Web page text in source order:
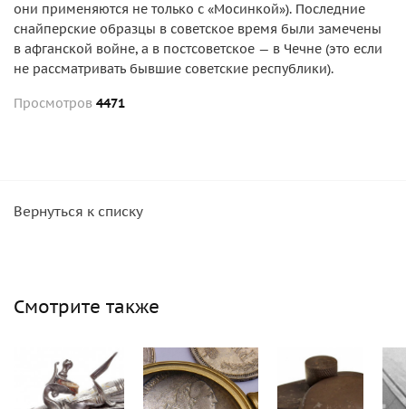
они применяются не только с «Мосинкой»). Последние
снайперские образцы в советское время были замечены
в афганской войне, а в постсоветское — в Чечне (это если
не рассматривать бывшие советские республики).
Просмотров 4471
Вернуться к списку
Смотрите также